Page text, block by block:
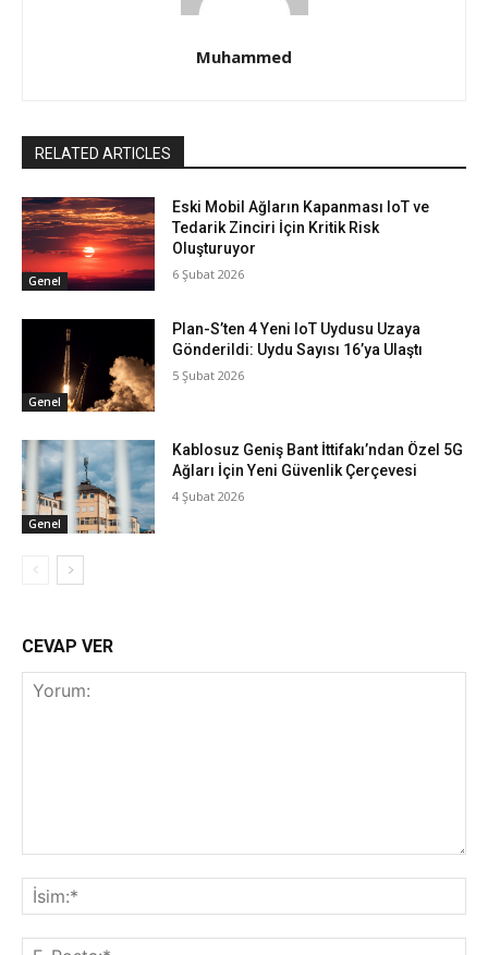
Muhammed
RELATED ARTICLES
Genel
Eski Mobil Ağların Kapanması IoT ve
Tedarik Zinciri İçin Kritik Risk
Oluşturuyor
6 Şubat 2026
Genel
Plan-S’ten 4 Yeni IoT Uydusu Uzaya
Gönderildi: Uydu Sayısı 16’ya Ulaştı
5 Şubat 2026
Genel
Kablosuz Geniş Bant İttifakı’ndan Özel 5G
Ağları İçin Yeni Güvenlik Çerçevesi
4 Şubat 2026
CEVAP VER